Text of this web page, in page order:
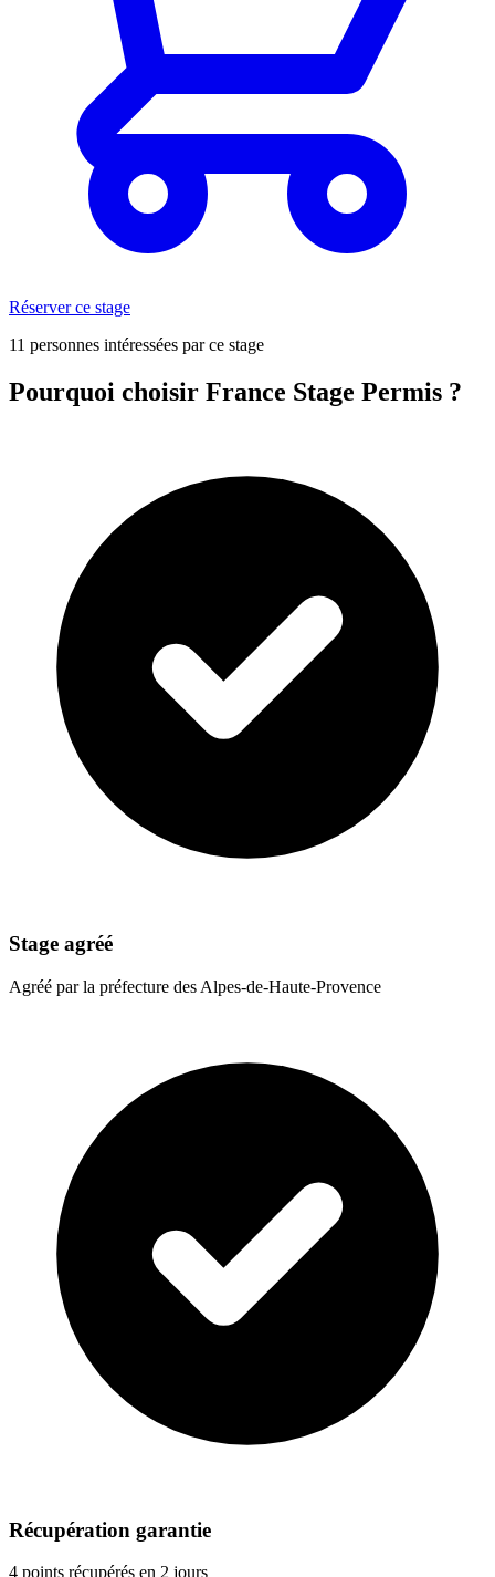
Réserver ce stage
11 personnes intéressées par ce stage
Pourquoi choisir France Stage Permis ?
Stage agréé
Agréé par la préfecture des Alpes-de-Haute-Provence
Récupération garantie
4 points récupérés en 2 jours